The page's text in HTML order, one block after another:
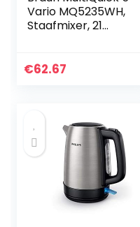
Vario MQ5235WH,
Staafmixer, 21
Anti-Spat,
500 ml en
maatbeker 600
ml, 1000W, Wit
€62.67